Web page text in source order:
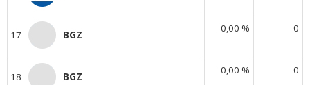
17 BGZ
0,00 % 0
18 BGZ
0,00 % 0